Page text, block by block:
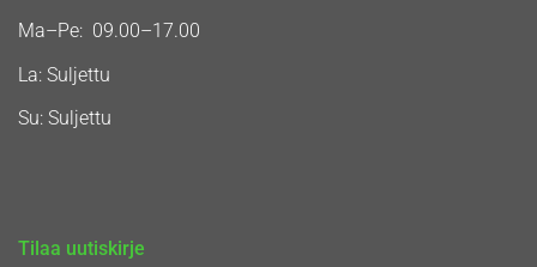
Ma–Pe: 09.00–17.00
La: Suljettu
Su: Suljettu
Tilaa uutiskirje